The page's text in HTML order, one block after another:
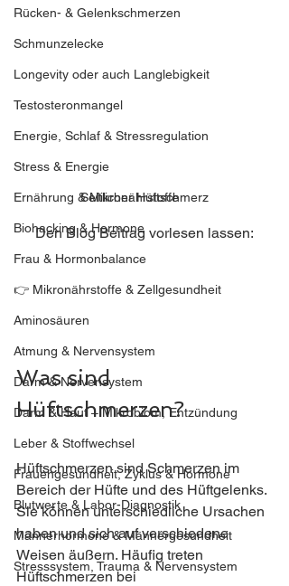
Rücken- & Gelenkschmerzen
Schmunzelecke
Longevity oder auch Langlebigkeit
Testosteronmangel
Energie, Schlaf & Stressregulation
Stress & Energie
Ernährung & Mikronährstoffe
Biohacking & Hormone
Frau & Hormonbalance
👉 Mikronährstoffe & Zellgesundheit
Aminosäuren
Atmung & Nervensystem
Darm & Nervensystem
Darm & Haut – Mikrobiom, Entzündung
Leber & Stoffwechsel
Frauengesundheit, Zyklus & Hormone
Blutwerte & Labor-Diagnostik
Männerhormone & Männergesundheit
Stresssystem, Trauma & Nervensystem
Seitlicher Hüftschmerz
Den Blog Beitrag vorlesen lassen:
Was sind
Hüftschmerzen?
Hüftschmerzen sind Schmerzen im
Bereich der Hüfte und des Hüftgelenks.
Sie können unterschiedliche Ursachen
haben und sich auf verschiedene
Weisen äußern. Häufig treten
Hüftschmerzen bei